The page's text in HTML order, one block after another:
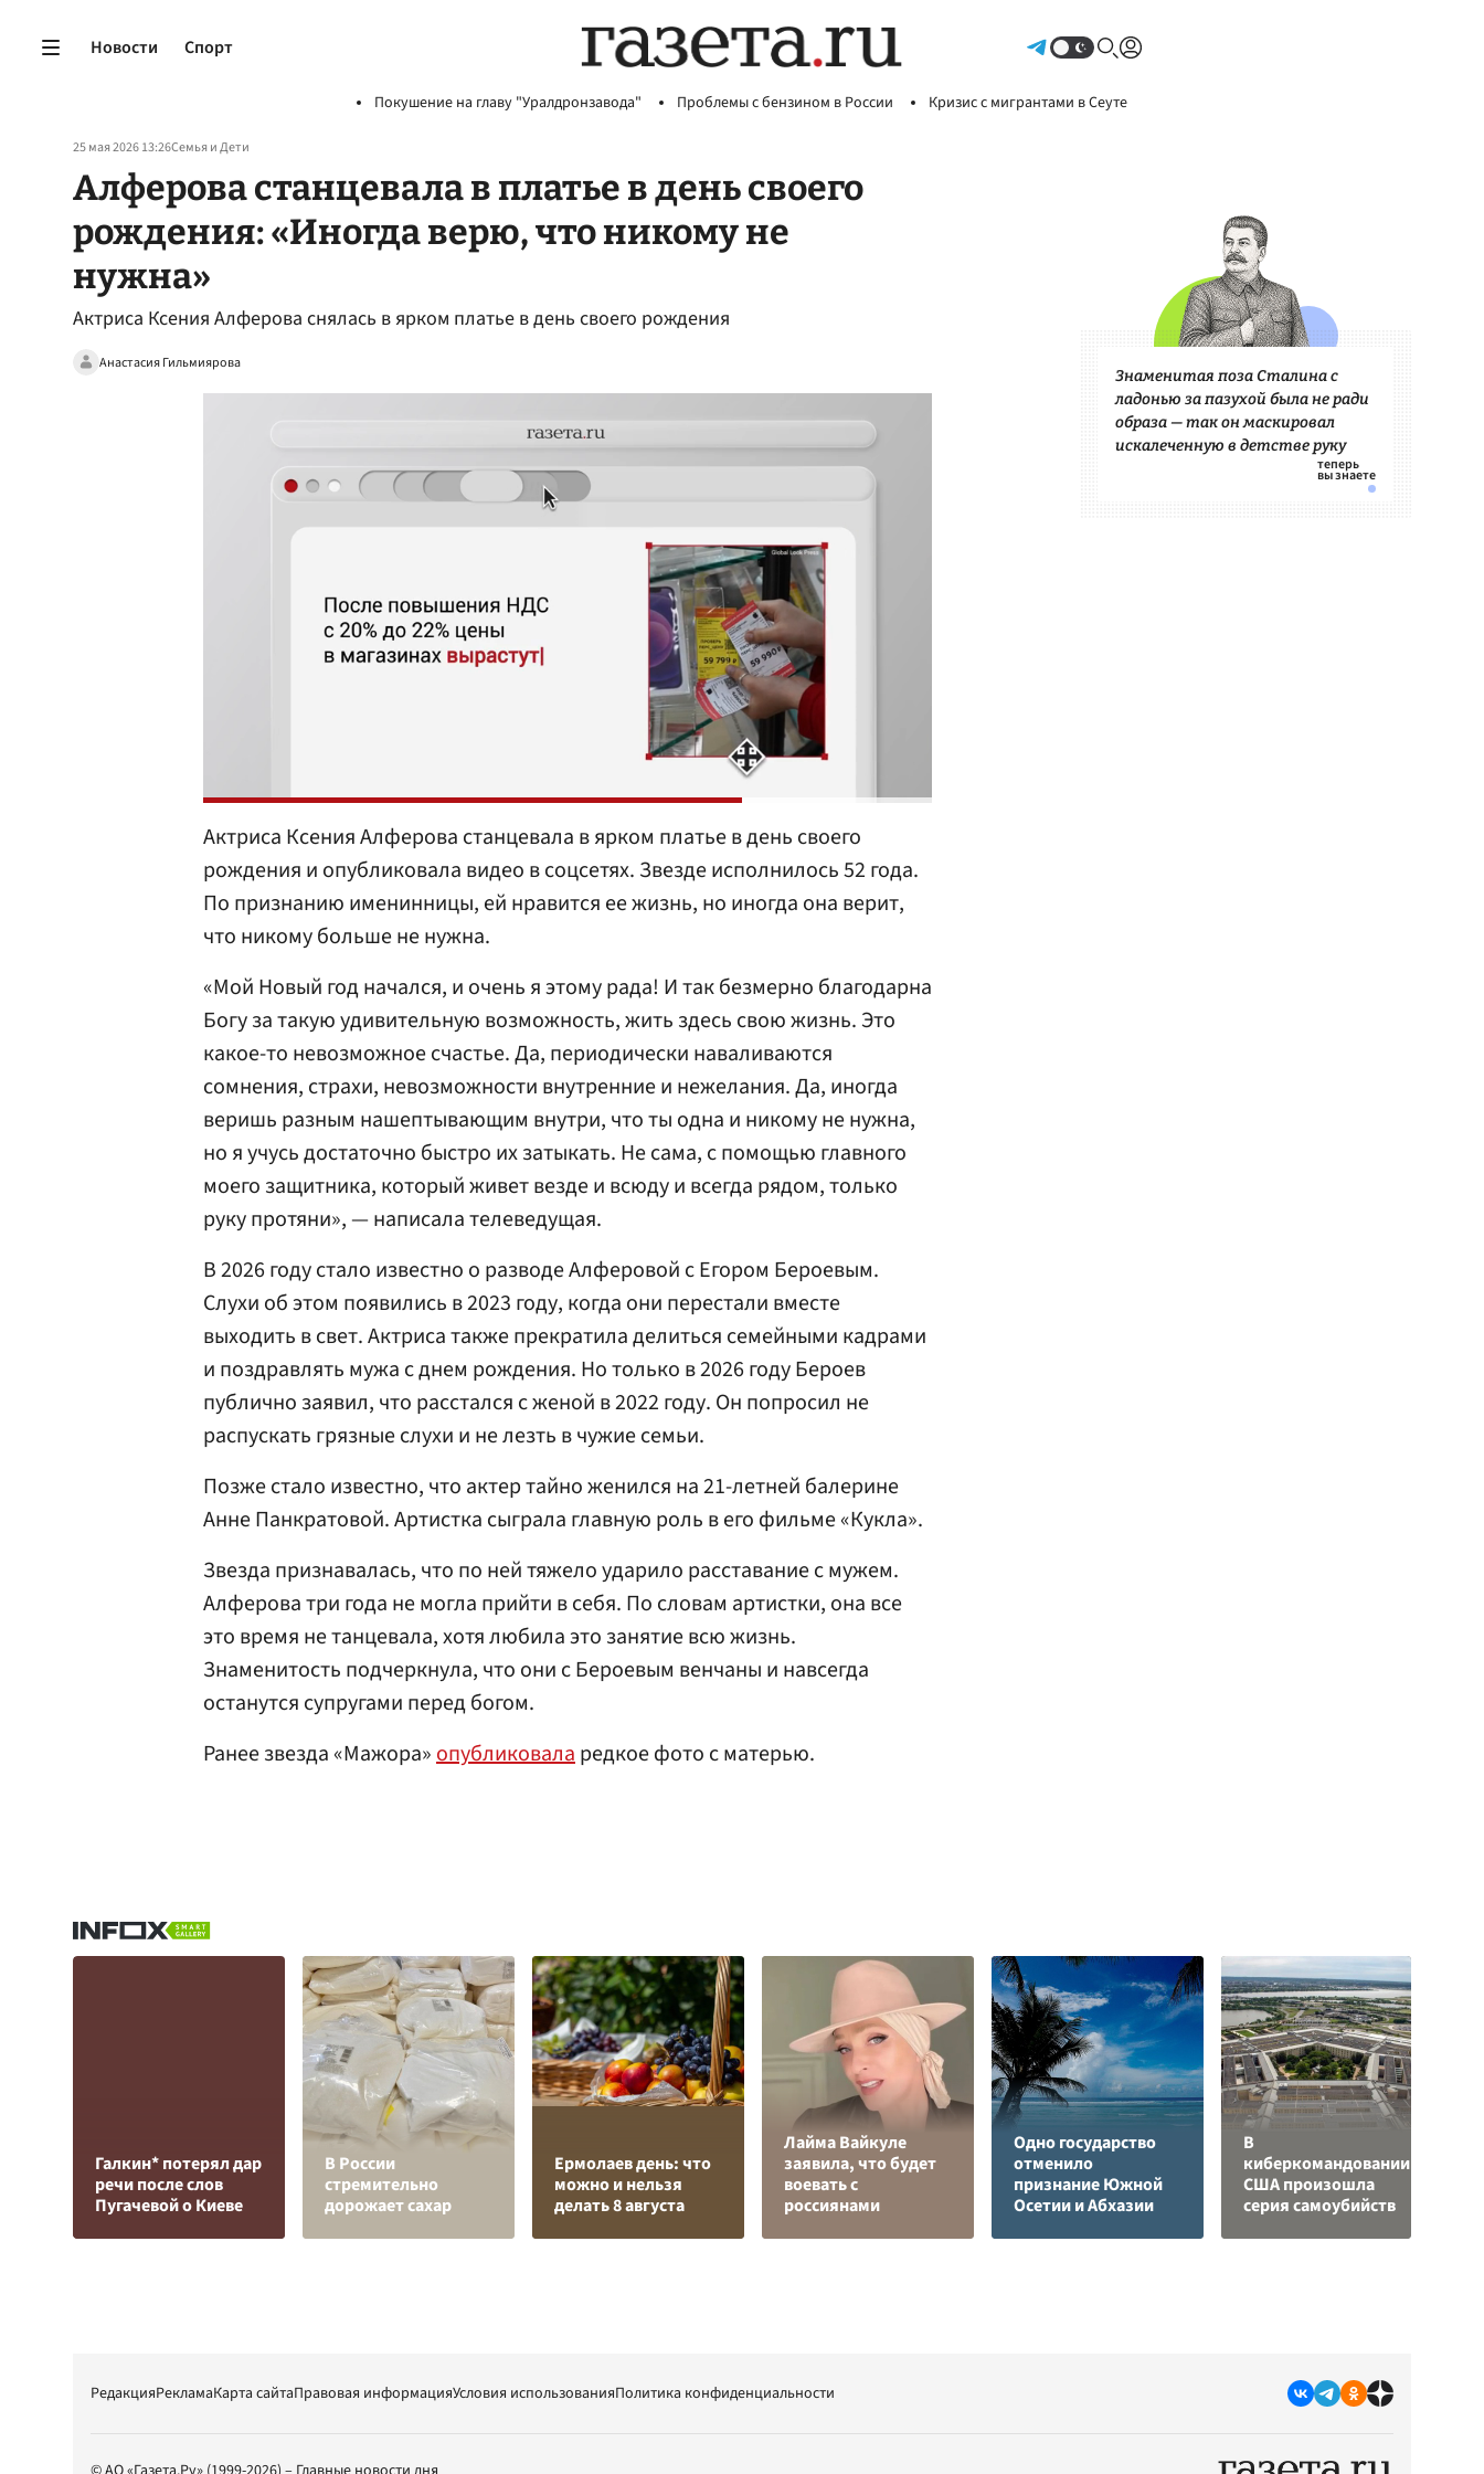
Новости Спорт
Покушение на главу "Уралдронзавода" Проблемы с бензином в России Кризис с мигрантами в Сеуте
25 мая 2026 13:26Семья и Дети
Алферова станцевала в платье в день своего
рождения: «Иногда верю, что никому не
нужна»
Актриса Ксения Алферова снялась в ярком платье в день своего рождения
Анастасия Гильмиярова
Актриса Ксения Алферова станцевала в ярком платье в день своего
рождения и опубликовала видео в соцсетях. Звезде исполнилось 52 года.
По признанию именинницы, ей нравится ее жизнь, но иногда она верит,
что никому больше не нужна.
«Мой Новый год начался, и очень я этому рада! И так безмерно благодарна
Богу за такую удивительную возможность, жить здесь свою жизнь. Это
какое-то невозможное счастье. Да, периодически наваливаются
сомнения, страхи, невозможности внутренние и нежелания. Да, иногда
веришь разным нашептывающим внутри, что ты одна и никому не нужна,
но я учусь достаточно быстро их затыкать. Не сама, с помощью главного
моего защитника, который живет везде и всюду и всегда рядом, только
руку протяни», — написала телеведущая.
В 2026 году стало известно о разводе Алферовой с Егором Бероевым.
Слухи об этом появились в 2023 году, когда они перестали вместе
выходить в свет. Актриса также прекратила делиться семейными кадрами
и поздравлять мужа с днем рождения. Но только в 2026 году Бероев
публично заявил, что расстался с женой в 2022 году. Он попросил не
распускать грязные слухи и не лезть в чужие семьи.
Позже стало известно, что актер тайно женился на 21-летней балерине
Анне Панкратовой. Артистка сыграла главную роль в его фильме «Кукла».
Звезда признавалась, что по ней тяжело ударило расставание с мужем.
Алферова три года не могла прийти в себя. По словам артистки, она все
это время не танцевала, хотя любила это занятие всю жизнь.
Знаменитость подчеркнула, что они с Бероевым венчаны и навсегда
останутся супругами перед богом.
Ранее звезда «Мажора»опубликоваларедкое фото с матерью.
Знаменитая поза Сталина с
ладонью за пазухой была не ради
образа — так он маскировал
искалеченную в детстве руку
Галкин* потерял дар
речи после слов
Пугачевой о Киеве
В России
стремительно
дорожает сахар
Ермолаев день: что
можно и нельзя
делать 8 августа
Лайма Вайкуле
заявила, что будет
воевать с
россиянами
Одно государство
отменило
признание Южной
Осетии и Абхазии
В
киберкомандовании
США произошла
серия самоубийств
РедакцияРекламаКарта сайтаПравовая информацияУсловия использованияПолитика конфиденциальности